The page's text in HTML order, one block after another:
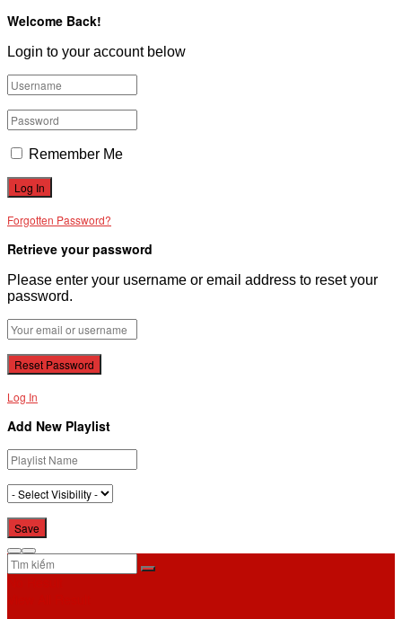
Welcome Back!
Login to your account below
Remember Me
Forgotten Password?
Retrieve your password
Please enter your username or email address to reset your
password.
Log In
Add New Playlist